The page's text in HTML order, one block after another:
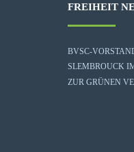
FREIHEIT
BVSC-
SLEMBROUCK
ZUR GRÜNEN